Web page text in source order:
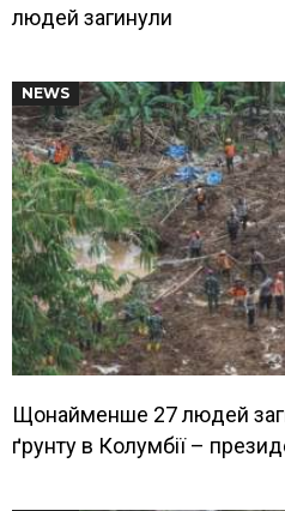
людей загинули
NEWS
Щонайменше 27 людей
ґрунту в Колумбії –